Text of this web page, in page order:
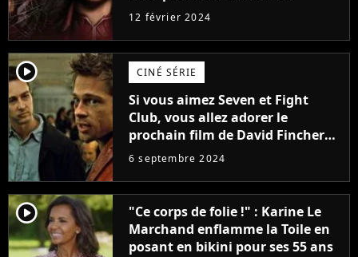
12 février 2024
player2 CINÉ SÉRIE
Si vous aimez Seven et Fight
Club, vous allez adorer le
prochain film de David Fincher
avec lequel il se réinvente
complètement
6 septembre 2024
player2
"Ce corps de folie !" : Karine Le
Marchand enflamme la Toile en
posant en bikini pour ses 55 ans